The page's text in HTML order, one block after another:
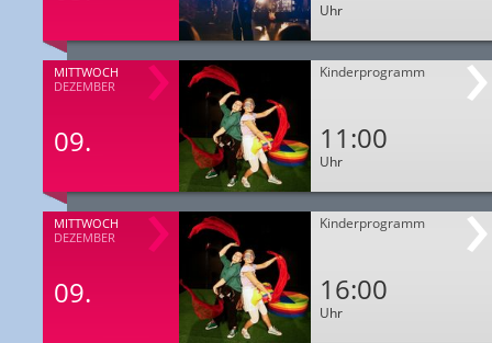
Uhr
MITTWOCH
DEZEMBER
09.
Kinderprogramm
11:00
Uhr
MITTWOCH
DEZEMBER
09.
Kinderprogramm
16:00
Uhr